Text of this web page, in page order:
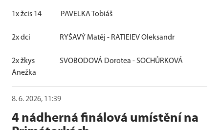
1x žcis 14 PAVELKA Tobiáš
2x dci RYŠAVÝ Matěj - RATIEIEV Oleksandr
2x žkys
SVOBODOVÁ Dorotea - SOCHŮRKOVÁ
Anežka
8. 6. 2026, 11:39
4 nádherná finálová umístění na